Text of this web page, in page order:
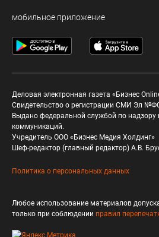
мобильное приложение
Деловая электронная газета «Бизнес
Свидетельство о регистрации СМИ Эл
Выдано федеральной службой по надзору
коммуникаций.
Учредитель ООО «Бизнес Медия Холдинг»
Шеф-редактор (главный редактор) А.В.
Политика о персональных данных
Любое использование материалов
только при соблюдении правил